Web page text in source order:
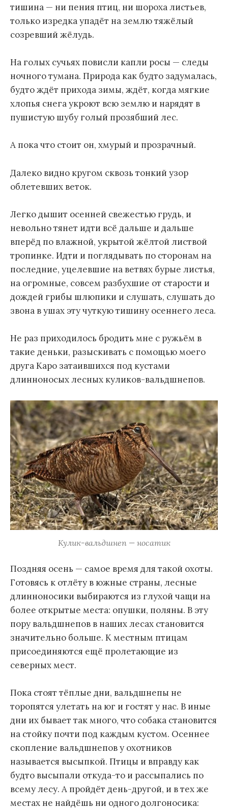
тишина — ни пения птиц, ни шороха листьев,
только изредка упадёт на землю тяжёлый
созревший жёлудь.
На голых сучьях повисли капли росы — следы
ночного тумана. Природа как будто задумалась,
будто ждёт прихода зимы, ждёт, когда мягкие
хлопья снега укроют всю землю и нарядят в
пушистую шубу голый прозябший лес.
А пока что стоит он, хмурый и прозрачный.
Далеко видно кругом сквозь тонкий узор
облетевших веток.
Легко дышит осенней свежестью грудь, и
невольно тянет идти всё дальше и дальше
вперёд по влажной, укрытой жёлтой листвой
тропинке. Идти и поглядывать по сторонам на
последние, уцелевшие на ветвях бурые листья,
на огромные, совсем разбухшие от старости и
дождей грибы шлюпики и слушать, слушать до
звона в ушах эту чуткую тишину осеннего леса.
Не раз приходилось бродить мне с ружьём в
такие деньки, разыскивать с помощью моего
друга Каро затаившихся под кустами
длинноносых лесных куликов-вальдшнепов.
Кулик-вальдшнеп — носатик
Поздняя осень — самое время для такой охоты.
Готовясь к отлёту в южные страны, лесные
длинноносики выбираются из глухой чащи на
более открытые места: опушки, поляны. В эту
пору вальдшнепов в наших лесах становится
значительно больше. К местным птицам
присоединяются ещё пролетающие из
северных мест.
Пока стоят тёплые дни, вальдшнепы не
торопятся улетать на юг и гостят у нас. В иные
дни их бывает так много, что собака становится
на стойку почти под каждым кустом. Осеннее
скопление вальдшнепов у охотников
называется высыпкой. Птицы и вправду как
будто высыпали откуда-то и рассыпались по
всему лесу. А пройдёт день-другой, и в тех же
местах не найдёшь ни одного долгоносика: